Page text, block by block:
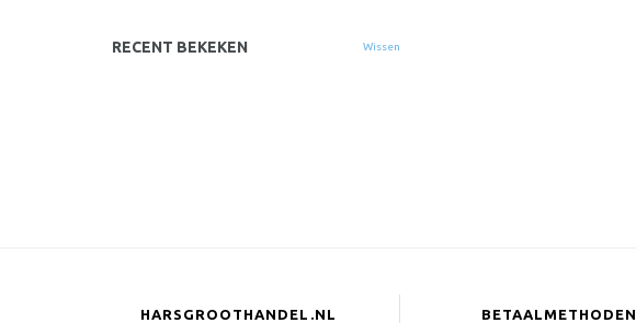
RECENT BEKEKEN Wissen
HARSGROOTHANDEL.NL BETAALMETHODEN